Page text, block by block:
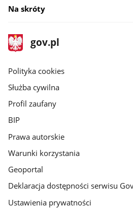
Na skróty
stopka
gov.pl
Strona
gov.pl
gov.pl
Polityka cookies
Służba cywilna
Profil zaufany
BIP
Prawa autorskie
Warunki korzystania
Geoportal
Deklaracja dostępności serwisu
Ustawienia prywatności